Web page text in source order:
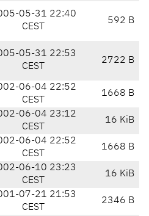
05-31 22:40
CEST
592 B
05-31 22:53
CEST
2722 B
06-04 22:52
CEST
1668 B
06-04 23:12
CEST
16 KiB
06-04 22:52
CEST
1668 B
06-10 23:23
CEST
16 KiB
07-21 21:53
CEST
2346 B